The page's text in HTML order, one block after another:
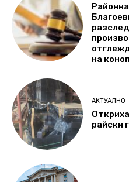
на
АКТУАЛНО
райски